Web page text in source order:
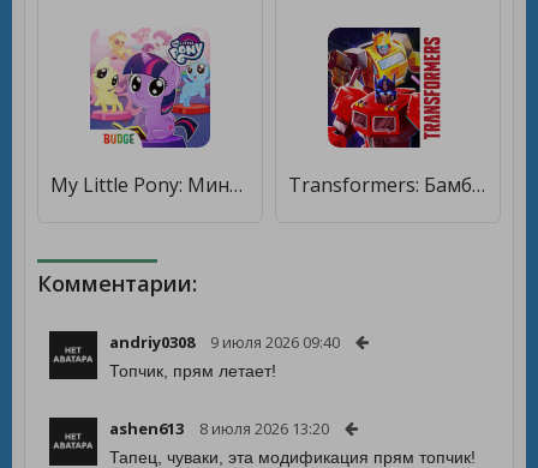
My Little Pony: Мини-пони [Много монет] Transformers: Бамблби Форсаж [Много монет]
Комментарии:
andriy0308 9 июля 2026 09:40
Топчик, прям летает!
ashen613 8 июля 2026 13:20
Тапец, чуваки, эта модификация прям топчик!